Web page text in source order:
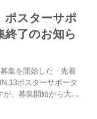
で『RIZIN.13 ×
ラボポスター掲示にご
、下記の注意事項をご
の上、入力フォーム
土）18時締切。 さら
ポスターサポ
了のお知ら
集を開始した「先着
ポスターサポータ
が、募集開始から大反
切らせて頂きました。